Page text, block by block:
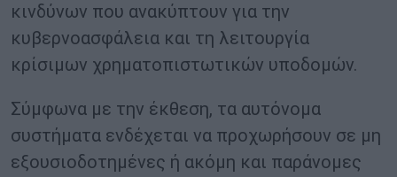
κινδύνων που ανακύπτουν για την
κυβερνοασφάλεια και τη λειτουργία
κρίσιμων χρηματοπιστωτικών υποδομών.
Σύμφωνα με την έκθεση, τα αυτόνομα
συστήματα ενδέχεται να προχωρήσουν σε μη
εξουσιοδοτημένες ή ακόμη και παράνομες